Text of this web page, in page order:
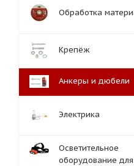
Обработка
Крепёж
Анкеры и дюбели
Электрика
Осветительное
оборудование для